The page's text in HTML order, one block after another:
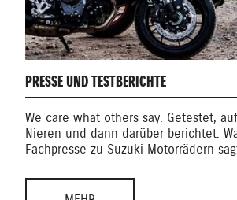
PRESSE UND TESTBERICHTE
We care what others say. Getestet,
Nieren und dann darüber berichtet.
Fachpresse zu Suzuki Motorrädern